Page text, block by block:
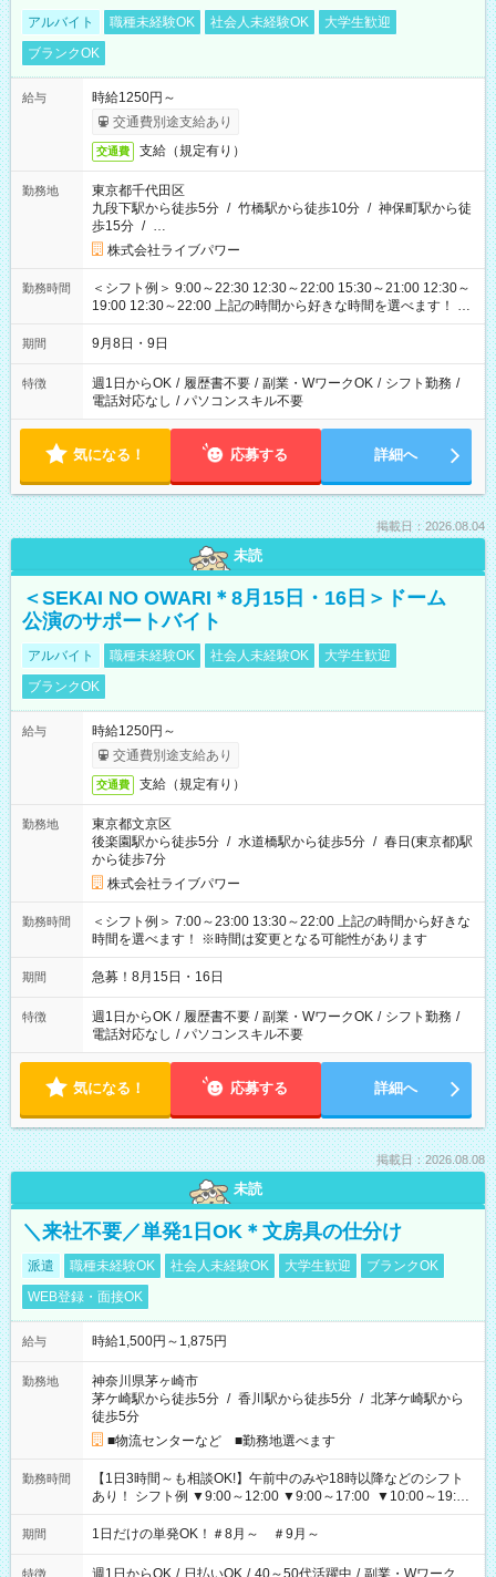
アルバイト 職種未経験OK 社会人未経験OK
大学生歓迎
ブランクOK
給与
時給1250円～
交通費別途支給あり
交通費 支給（規定有り）
勤務地
東京都千代田区
九段下駅から徒歩5分 / 竹橋駅から徒歩10分 / 神保町駅から徒
歩15分 / …
株式会社ライブパワー
勤務時間
＜シフト例＞ 9:00～22:30 12:30～22:00 15:30～21:00 12:30～
19:00 12:30～22:00 上記の時間から好きな時間を選べます！ ※
時間は変更となる可能性があります
期間 9月8日・9日
特徴 週1日からOK / 履歴書不要 / 副業・WワークOK / シフト勤務 /
電話対応なし / パソコンスキル不要
気になる！ 応募する 詳細へ
掲載日：2026.08.04
未読
＜SEKAI NO OWARI＊8月15日・16日＞ドーム
公演のサポートバイト
アルバイト 職種未経験OK 社会人未経験OK
大学生歓迎
ブランクOK
給与
時給1250円～
交通費別途支給あり
交通費 支給（規定有り）
勤務地
東京都文京区
後楽園駅から徒歩5分 / 水道橋駅から徒歩5分 / 春日(東京都)駅
から徒歩7分
株式会社ライブパワー
勤務時間
＜シフト例＞ 7:00～23:00 13:30～22:00 上記の時間から好きな
時間を選べます！ ※時間は変更となる可能性があります
期間 急募！8月15日・16日
特徴 週1日からOK / 履歴書不要 / 副業・WワークOK / シフト勤務 /
電話対応なし / パソコンスキル不要
気になる！ 応募する 詳細へ
掲載日：2026.08.08
未読
＼来社不要／単発1日OK＊文房具の仕分け
派遣 職種未経験OK 社会人未経験OK 大学生歓迎
ブランクOK
WEB登録・面接OK
給与 時給1,500円～1,875円
勤務地
神奈川県茅ヶ崎市
茅ケ崎駅から徒歩5分 / 香川駅から徒歩5分 / 北茅ケ崎駅から
徒歩5分
■物流センターなど ■勤務地選べます
勤務時間
【1日3時間～も相談OK!】午前中のみや18時以降などのシフト
あり！ シフト例 ▼9:00～12:00 ▼9:00～17:00 ▼10:00～19:00
▼18:00～21:00
期間 1日だけの単発OK！＃8月～ ＃9月～
特徴 週1日からOK / 日払いOK / 40～50代活躍中 / 副業・Wワーク